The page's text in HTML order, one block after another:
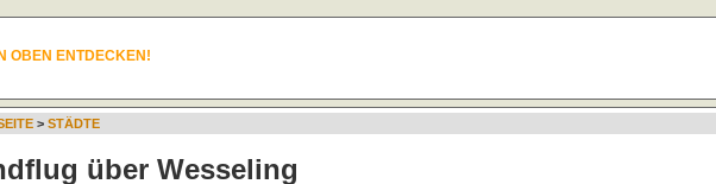
OBEN ENTDECKEN!
> STÄDTE
über Wesseling